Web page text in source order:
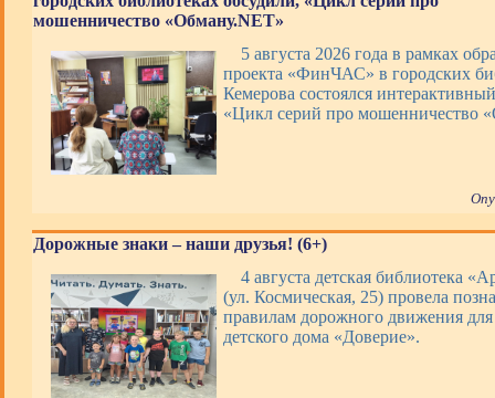
мошенничество «Обману.NET»
5 августа 2026 года в рамках
проекта «ФинЧАС» в городских
Кемерова состоялся
«Цикл серий про мошенничество
Дорожные знаки – наши друзья! (6+)
4 августа детская библиотека
(ул. Космическая, 25) провела
правилам дорожного движения
детского дома «Доверие».